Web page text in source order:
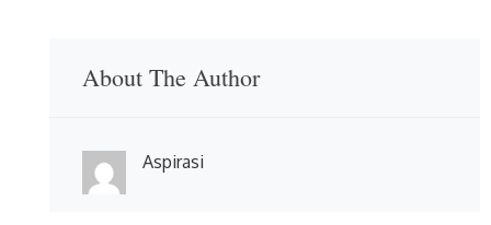
About The Author
Aspirasi